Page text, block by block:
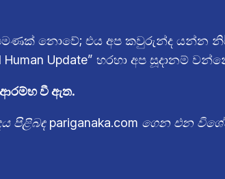
නොවේ; එය අප කවුරුන්ද යන්න
Update” හරහා අප සූදානම්
වී ඇත.
pariganaka.com ගෙන එන